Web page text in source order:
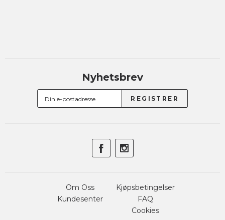
Nyhetsbrev
Om Oss
Kundesenter
Kjøpsbetingelser
FAQ
Cookies